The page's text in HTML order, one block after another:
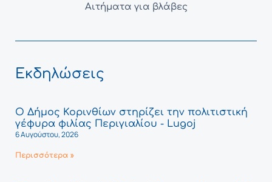
Αιτήματα για βλάβες
Εκδηλώσεις
Ο Δήμος Κορινθίων στηρίζει την πολιτιστική
γέφυρα φιλίας Περιγιαλίου - Lugoj
6 Αυγούστου, 2026
Περισσότερα »